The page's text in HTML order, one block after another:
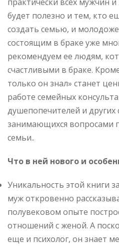
будет полезно и тем, кто
создать семью, и
состоящим в браке уже
рекомендуем ее людям,
счастливыми в браке.
только он знал» станет
работе семейных
душепопечителей и других
занимающихся вопросами
семьи..
Что в ней нового и
Уникальность этой книги
муж откровенно
полувековом опыте
отношений с женой. А
еще и психолог, он знает